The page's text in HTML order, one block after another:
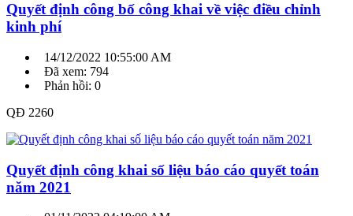
Quyết định công bố công khai về việc điều chỉnh
kinh phí
14/12/2022 10:55:00 AM
Đã xem: 794
Phản hồi: 0
QĐ 2260
Quyết định công khai số liệu báo cáo quyết toán
năm 2021